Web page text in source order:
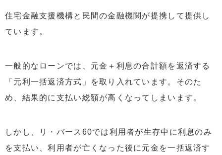
4.4ノンリコース型を選ぶメリット
4.5相続放棄という選択肢
4.7賃貸利用とリ・バース60の利便性比較
4.8 リ・バース60を利用した場合
住宅金融支援機構と民間の金融機関が提携して提供し
ています。
一般的なローンでは、元金＋利息の合計額を返済する
「元利一括返済方式」を取り入れています。そのた
め、結果的に支払い総額が高くなってしまいます。
しかし、リ・バース60では利用者が生存中に利息のみ
を支払い、利用者が亡くなった後に元金を一括返済す